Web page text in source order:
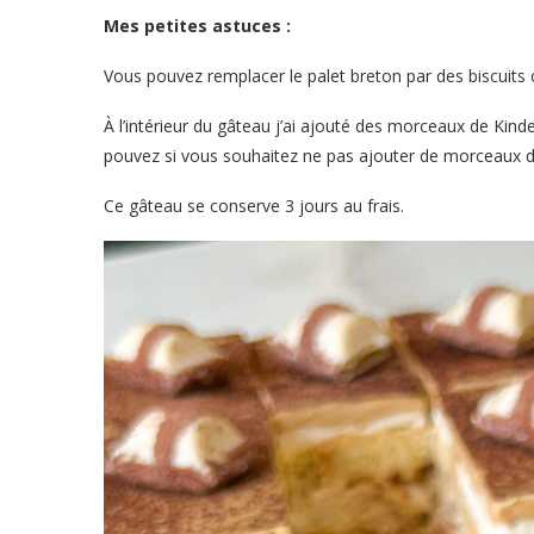
Mes petites astuces :
Vous pouvez remplacer le palet breton par des biscuits
À l’intérieur du gâteau j’ai ajouté des morceaux de
pouvez si vous souhaitez ne pas ajouter de morceaux
Ce gâteau se conserve 3 jours au frais.